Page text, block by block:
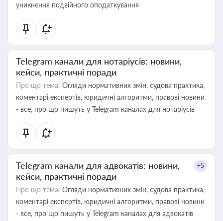
уникнення подвійного оподаткування
Telegram канали для нотаріусів: новини,
кейси, практичні поради
Про що тема: Огляди нормативних змін, судова практика,
коментарі експертів, юридичні алгоритми, правові новини
- все, про що пишуть у Telegram каналах для нотаріусів
Telegram канали для адвокатів: новини,
кейси, практичні поради
+5
Про що тема: Огляди нормативних змін, судова практика,
коментарі експертів, юридичні алгоритми, правові новини
- все, про що пишуть у Telegram каналах для адвокатів